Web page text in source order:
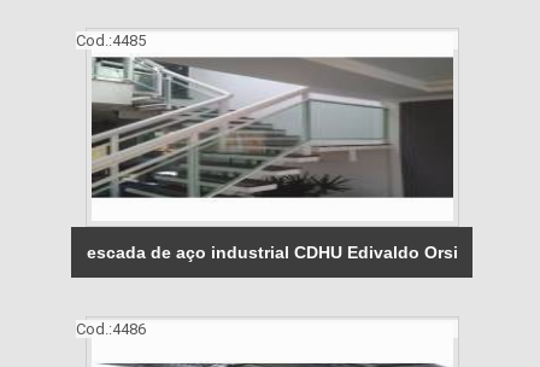
Cod.:4485
escada de aço industrial CDHU Edivaldo Orsi
Cod.:4486